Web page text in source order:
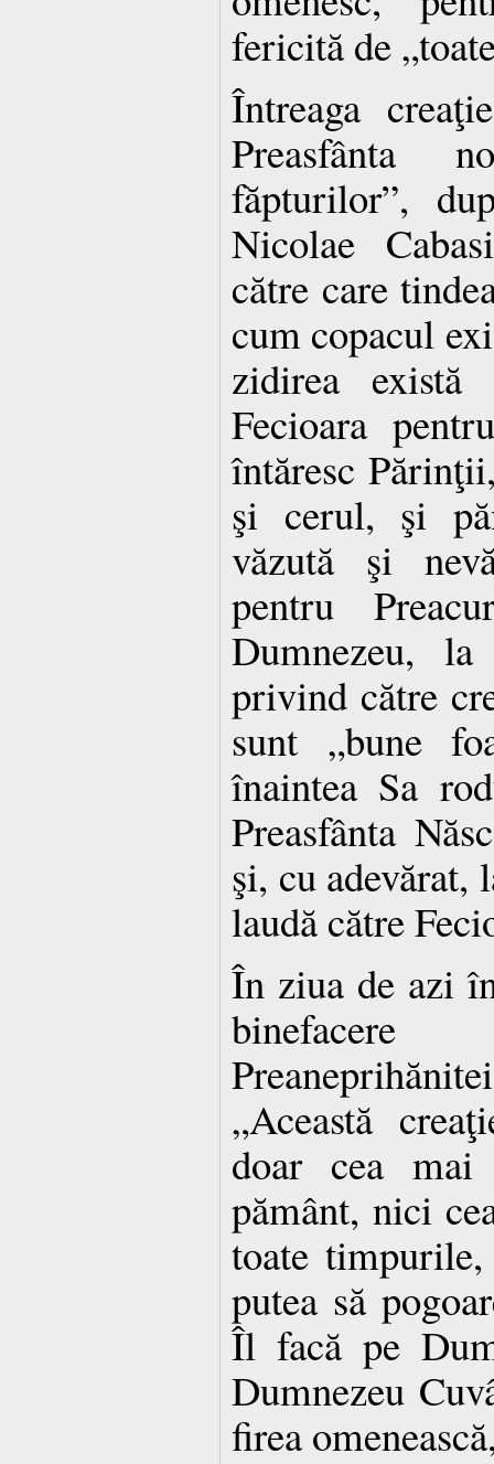
fericită de
Întreaga
Preasfânta
făpturilor”,
Nicolae
către care
cum copacul
zidirea există
Fecioara
întăresc
şi cerul, şi
văzută şi
pentru
Dumnezeu,
privind către
sunt „bune
înaintea Sa
Preasfânta
şi, cu adevărat,
laudă către
În ziua de azi
„Această
doar cea
pământ, nici
toate
putea să
Îl facă pe
Dumnezeu
firea